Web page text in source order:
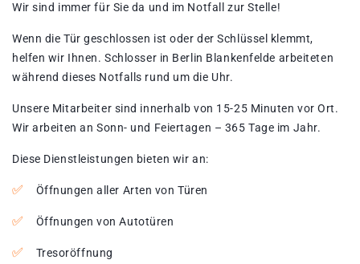
Wir sind immer für Sie da und im Notfall zur Stelle!
Wenn die Tür geschlossen ist oder der Schlüssel klemmt,
helfen wir Ihnen. Schlosser in Berlin Blankenfelde arbeiteten
während dieses Notfalls rund um die Uhr.
Unsere Mitarbeiter sind innerhalb von 15-25 Minuten vor Ort.
Wir arbeiten an Sonn- und Feiertagen – 365 Tage im Jahr.
Diese Dienstleistungen bieten wir an:
Öffnungen aller Arten von Türen
Öffnungen von Autotüren
Tresoröffnung